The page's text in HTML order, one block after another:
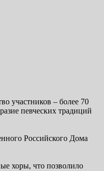
участников – более 70
певческих традиций
Российского Дома
хоры, что позволило